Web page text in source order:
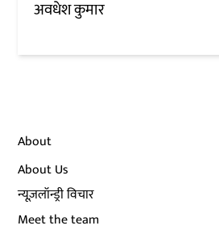
अवधेश कुमार
About
About Us
न्यूज़लॉन्ड्री विचार
Meet the team